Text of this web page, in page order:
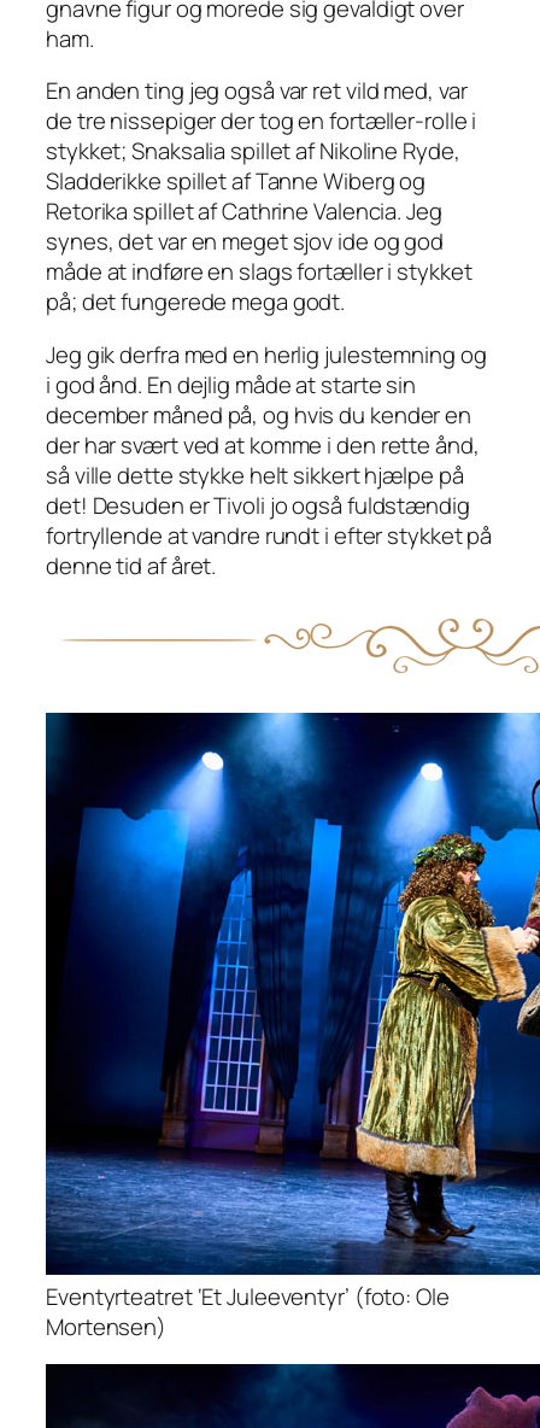
gnavne figur og morede sig gevaldigt over
ham.
En anden ting jeg også var ret vild med, var
de tre nissepiger der tog en fortæller-rolle i
stykket; Snaksalia spillet af Nikoline Ryde,
Sladderikke spillet af Tanne Wiberg og
Retorika spillet af Cathrine Valencia. Jeg
synes, det var en meget sjov ide og god
måde at indføre en slags fortæller i stykket
på; det fungerede mega godt.
Jeg gik derfra med en herlig julestemning og
i god ånd. En dejlig måde at starte sin
december måned på, og hvis du kender en
der har svært ved at komme i den rette ånd,
så ville dette stykke helt sikkert hjælpe på
det! Desuden er Tivoli jo også fuldstændig
fortryllende at vandre rundt i efter stykket på
denne tid af året.
Eventyrteatret ‘Et Juleeventyr’ (foto: Ole
Mortensen)